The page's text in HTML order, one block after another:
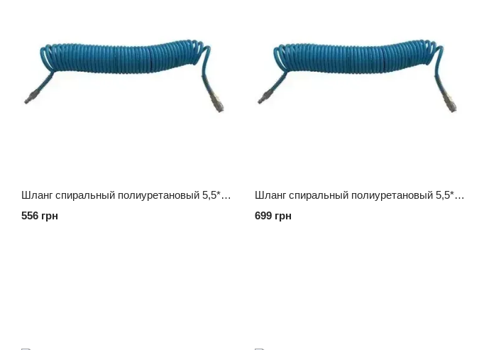
Шланг спиральный полиуретановый 5,5*8мм L=15м AIRKRAFT AHC46-C
556 грн
Шланг спиральный полиуретановый 5,5*8мм L=20м AIRKRAFT AHC46-D
699 грн